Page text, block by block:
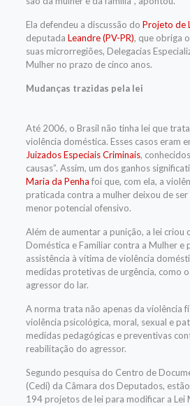
Ela defendeu a discussão do Projeto de
deputada Leandre (PV-PR), que obriga
suas microrregiões, Delegacias
Mulher no prazo de cinco anos.
Mudanças trazidas pela lei
Até 2006, o Brasil não tinha lei que
violência doméstica. Esses casos eram
Juizados Especiais Criminais,
causas”. Assim, um dos ganhos
Maria da Penha foi que, com ela, a
praticada contra a mulher deixou de
menor potencial ofensivo.
Além de aumentar a punição, a lei criou
Doméstica e Familiar contra a Mulher e
assistência à vítima de violência
medidas protetivas de urgência, como
agressor do lar.
A norma trata não apenas da violência
violência psicológica, moral, sexual e
medidas pedagógicas e preventivas
reabilitação do agressor.
Segundo pesquisa do Centro de
(Cedi) da Câmara dos Deputados,
194 projetos de lei para modificar a Lei